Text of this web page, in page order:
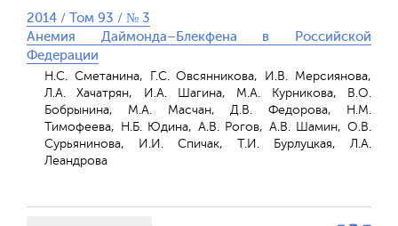
2014 / Том 93 / № 3
Анемия Даймонда–Блекфена в Российской
Федерации
Н.С. Сметанина, Г.С. Овсянникова, И.В. Мерсиянова,
Л.А. Хачатрян, И.А. Шагина, М.А. Курникова, В.О.
Бобрынина, М.А. Масчан, Д.В. Федорова, Н.М.
Тимофеева, Н.Б. Юдина, А.В. Рогов, А.В. Шамин, О.В.
Сурьянинова, И.И. Спичак, Т.И. Бурлуцкая, Л.А.
Леандрова